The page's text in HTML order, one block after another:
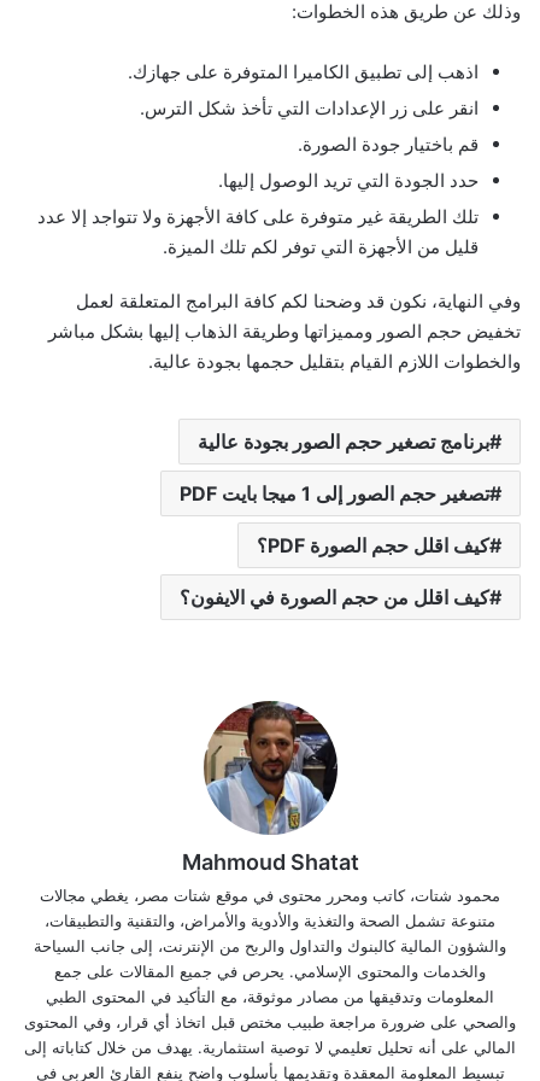
وذلك عن طريق هذه الخطوات:
اذهب إلى تطبيق الكاميرا المتوفرة على جهازك.
انقر على زر الإعدادات التي تأخذ شكل الترس.
قم باختيار جودة الصورة.
حدد الجودة التي تريد الوصول إليها.
تلك الطريقة غير متوفرة على كافة الأجهزة ولا تتواجد إلا عدد
قليل من الأجهزة التي توفر لكم تلك الميزة.
وفي النهاية، نكون قد وضحنا لكم كافة البرامج المتعلقة لعمل
تخفيض حجم الصور ومميزاتها وطريقة الذهاب إليها بشكل مباشر
والخطوات اللازم القيام بتقليل حجمها بجودة عالية.
برنامج تصغير حجم الصور بجودة عالية
تصغير حجم الصور إلى 1 ميجا بايت PDF
كيف اقلل حجم الصورة PDF؟
كيف اقلل من حجم الصورة في الايفون؟
Mahmoud Shatat
محمود شتات، كاتب ومحرر محتوى في موقع شتات مصر، يغطي مجالات
متنوعة تشمل الصحة والتغذية والأدوية والأمراض، والتقنية والتطبيقات،
والشؤون المالية كالبنوك والتداول والربح من الإنترنت، إلى جانب السياحة
والخدمات والمحتوى الإسلامي. يحرص في جميع المقالات على جمع
المعلومات وتدقيقها من مصادر موثوقة، مع التأكيد في المحتوى الطبي
والصحي على ضرورة مراجعة طبيب مختص قبل اتخاذ أي قرار، وفي المحتوى
المالي على أنه تحليل تعليمي لا توصية استثمارية. يهدف من خلال كتاباته إلى
تبسيط المعلومة المعقدة وتقديمها بأسلوب واضح ينفع القارئ العربي في